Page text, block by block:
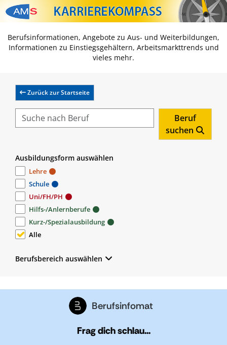
Zum Inhalt springen
Zum Navmenü springen
Zur Suche springen
Zur Footer springen
Berufsinformationen, Angebote zu Aus- und Weiterbildungen,
Informationen zu Einstiegsgehältern, Arbeitsmarkttrends und
vieles mehr.
Zurück zur Startseite
Beruf
suchen
Ausbildungsform auswählen
Lehre
Schule
Uni/FH/PH
Hilfs-/Anlernberufe
Kurz-/Spezialausbildung
Alle
Berufsbereich auswählen
Berufsinfomat
Frag dich schlau...